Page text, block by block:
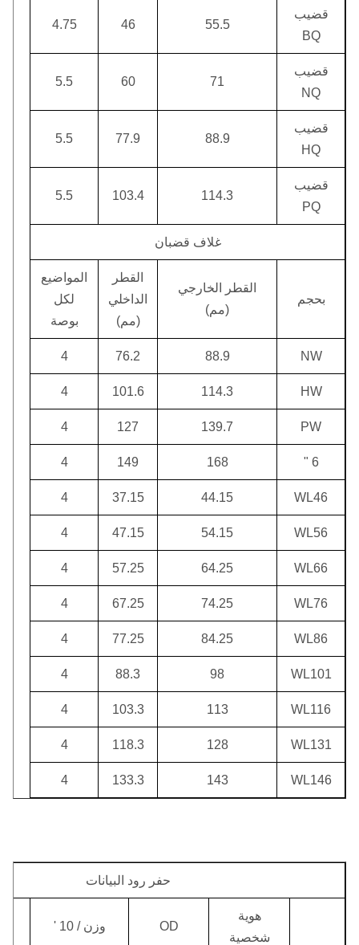
قضيب
BQ
55.5
46
4.75
قضيب
NQ
71
60
5.5
قضيب
HQ
88.9
77.9
5.5
قضيب
PQ
114.3
103.4
5.5
غلاف قضبان
بحجم
القطر الخارجي
(مم)
القطر
الداخلي
(مم)
المواضيع
لكل
بوصة
NW
88.9
76.2
4
HW
114.3
101.6
4
PW
139.7
127
4
6 "
168
149
4
WL46
44.15
37.15
4
WL56
54.15
47.15
4
WL66
64.25
57.25
4
WL76
74.25
67.25
4
WL86
84.25
77.25
4
WL101
98
88.3
4
WL116
113
103.3
4
WL131
128
118.3
4
WL146
143
133.3
4
حفر رود البيانات
هوية
شخصية
OD وزن / 10 '